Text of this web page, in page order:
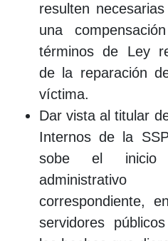
resulten
una
términos de Ley
de la reparación
víctima.
Dar vista al titular
Internos de la
sobe el inicio
administrativo
correspondiente,
servidores